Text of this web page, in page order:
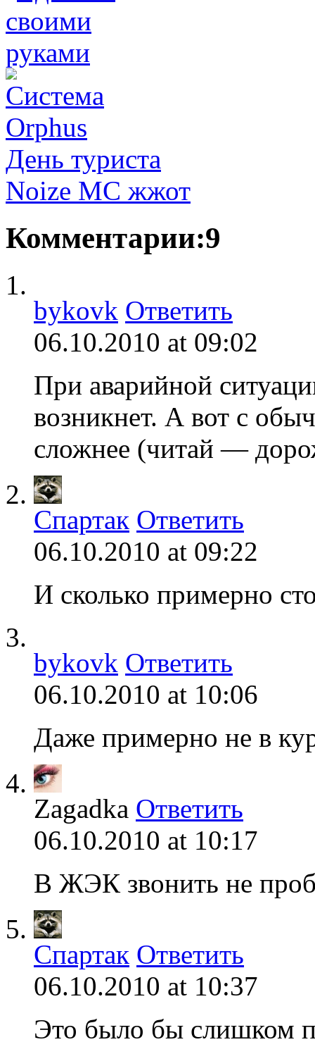
День туриста
Noize MC жжот
Комментарии:9
bykovk Ответить
06.10.2010 at 09:02
При аварийной
возникнет. А вот с
сложнее (читай —
Спартак Ответить
06.10.2010 at 09:22
И сколько примерно
bykovk Ответить
06.10.2010 at 10:06
Даже примерно не в
Zagadka Ответить
06.10.2010 at 10:17
В ЖЭК звонить не
Спартак Ответить
06.10.2010 at 10:37
Это было бы слишком